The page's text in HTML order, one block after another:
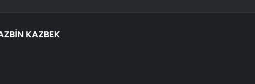
KAZBEK